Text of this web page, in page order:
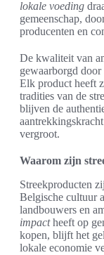
lokale voeding
gemeenschap,
producenten en
De kwaliteit van
gewaarborgd door
Elk product heeft
tradities van de
blijven de
vergroot.
Waarom zijn
Streekproducten
Belgische cultuur
landbouwers en
impactheeft op
kopen, blijft het
lokale economie